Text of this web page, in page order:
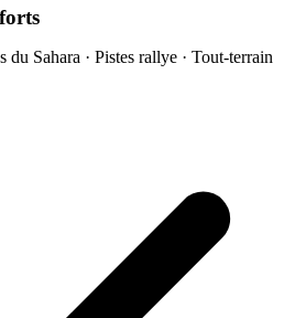
du Sahara · Pistes rallye · Tout-terrain